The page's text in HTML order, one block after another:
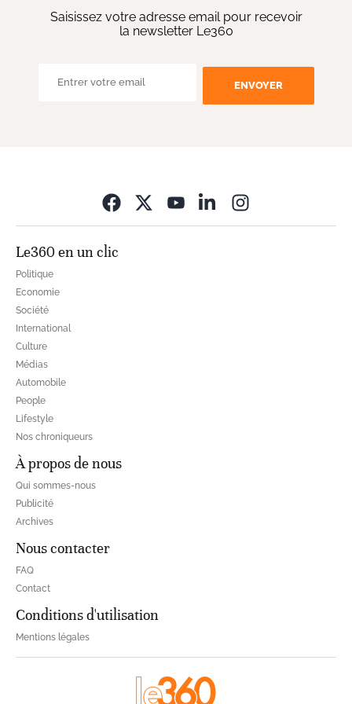
Saisissez votre adresse email pour recevoir
la newsletter Le360
ENVOYER
Le360 en un clic
Politique
Economie
Société
International
Culture
Médias
Automobile
People
Lifestyle
Nos chroniqueurs
À propos de nous
Qui sommes-nous
Publicité
Archives
Nous contacter
FAQ
Contact
Conditions d'utilisation
Mentions légales